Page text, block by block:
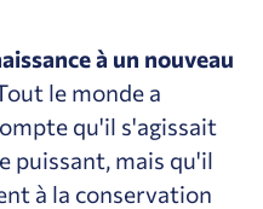
à un nouveau
le monde a
qu'il s'agissait
puissant, mais qu'il
à la conservation